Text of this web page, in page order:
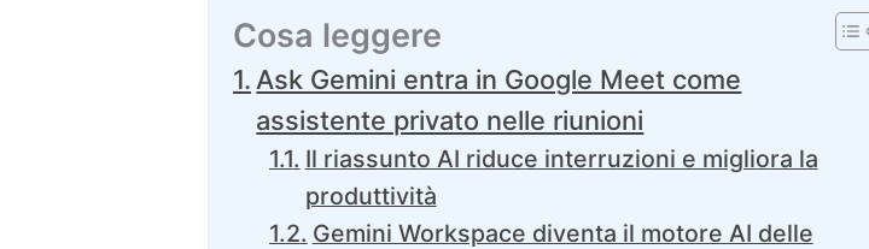
Cosa leggere
Ask Gemini entra in Google Meet come
assistente privato nelle riunioni
Il riassunto AI riduce interruzioni e migliora la
produttività
Gemini Workspace diventa il motore AI delle